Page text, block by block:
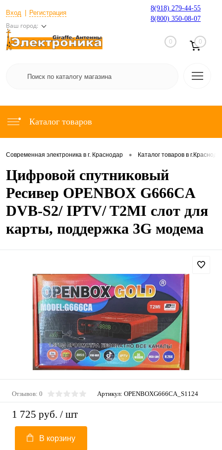
Вход Регистрация
Ваш город:
8(918) 279-44-55
8(800) 350-08-07
0 0
Каталог товаров
Современная электроника в г. Краснодар • Каталог товаров в
Цифровой спутниковый
Ресивер OPENBOX G666CA
DVB-S2/ IPTV/ T2MI слот для
карты, поддержка 3G модема
Отзывов: 0 Артикул: OPENBOXG666CA_S1124
1 725 руб. / шт
В корзину